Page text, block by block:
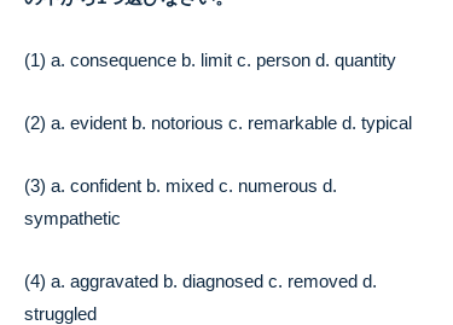
(1) a. consequence b. limit c. person d. quantity
(2) a. evident b. notorious c. remarkable d. typical
(3) a. confident b. mixed c. numerous d.
sympathetic
(4) a. aggravated b. diagnosed c. removed d.
struggled